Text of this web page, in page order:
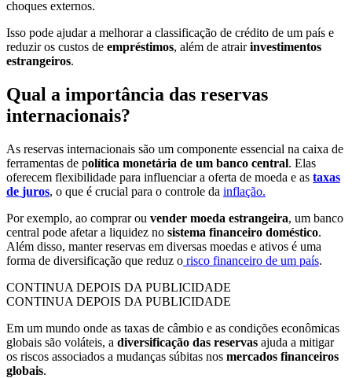
choques externos.
Isso pode ajudar a melhorar a classificação de crédito de um país e
reduzir os custos de empréstimos, além de atrairinvestimentos
estrangeiros.
Qual a importância das reservas
internacionais?
As reservas internacionais são um componente essencial na caixa de
ferramentas de política monetária de um banco central. Elas
oferecem flexibilidade para influenciar a oferta de moeda e as taxas
de juros, o que é crucial para o controle da inflação.
Por exemplo, ao comprar ou vender moeda estrangeira, um banco
central pode afetar a liquidez no sistema financeiro doméstico.
Além disso, manter reservas em diversas moedas e ativos é uma
forma de diversificação que reduz o risco financeiro de um país.
CONTINUA DEPOIS DA PUBLICIDADE
CONTINUA DEPOIS DA PUBLICIDADE
Em um mundo onde as taxas de câmbio e as condições econômicas
globais são voláteis, a diversificação das reservas ajuda a mitigar
os riscos associados a mudanças súbitas nos mercados financeiros
globais.